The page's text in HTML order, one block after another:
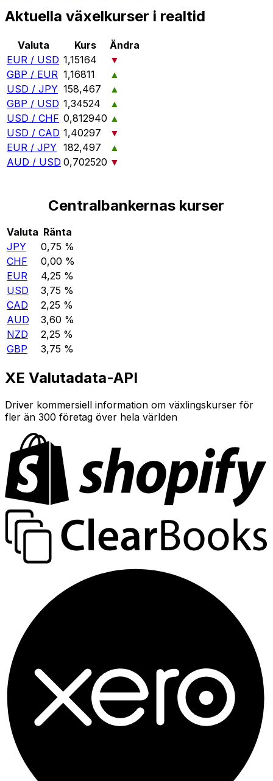
Aktuella växelkurser i realtid
Valuta Kurs
Ändra
EUR / USD 1,15164
▼
GBP / EUR 1,16811
▲
USD / JPY 158,467
▲
GBP / USD 1,34524
▲
USD / CHF 0,812940 ▲
USD / CAD 1,40297
▼
EUR / JPY 182,497
▲
AUD / USD 0,702520 ▼
Centralbankernas kurser
Valuta Ränta
JPY
0,75 %
CHF
0,00 %
EUR
4,25 %
USD
3,75 %
CAD
2,25 %
AUD
3,60 %
NZD
2,25 %
GBP
3,75 %
XE Valutadata-API
Driver kommersiell information om växlingskurser för
fler än 300 företag över hela världen